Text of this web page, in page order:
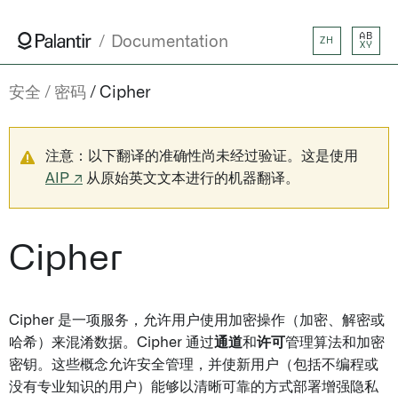
Documentation ZH
AB
XY
安全 密码 Cipher
注意：以下翻译的准确性尚未经过验证。这是使用
AIP ↗ 从原始英文文本进行的机器翻译。
Cipher
Cipher 是一项服务，允许用户使用加密操作（加密、解密或
哈希）来混淆数据。Cipher 通过通道和许可 管理算法和加密
密钥。这些概念允许安全管理，并使新用户（包括不编程或
没有专业知识的用户）能够以清晰可靠的方式部署增强隐私